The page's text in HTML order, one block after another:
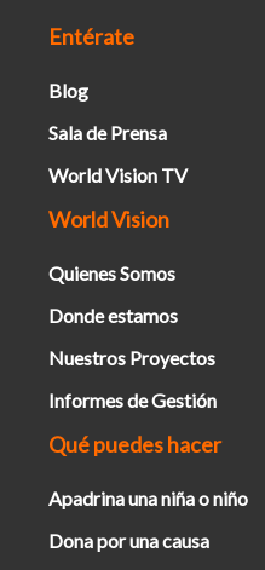
Entérate
Blog
Sala de Prensa
World Vision TV
World Vision
Quienes Somos
Donde estamos
Nuestros Proyectos
Informes de Gestión
Qué puedes hacer
Apadrina una niña o niño
Dona por una causa